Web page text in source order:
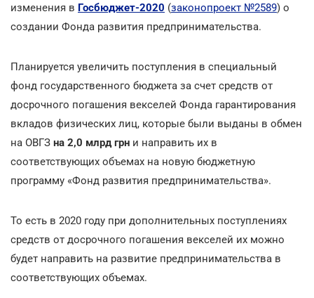
изменения в Госбюджет-2020 (законопроект №2589) о
создании Фонда развития предпринимательства.
Планируется увеличить поступления в специальный
фонд государственного бюджета за счет средств от
досрочного погашения векселей Фонда гарантирования
вкладов физических лиц, которые были выданы в обмен
на ОВГЗ на 2,0 млрд грн и направить их в
соответствующих объемах на новую бюджетную
программу «Фонд развития предпринимательства».
То есть в 2020 году при дополнительных поступлениях
средств от досрочного погашения векселей их можно
будет направить на развитие предпринимательства в
соответствующих объемах.